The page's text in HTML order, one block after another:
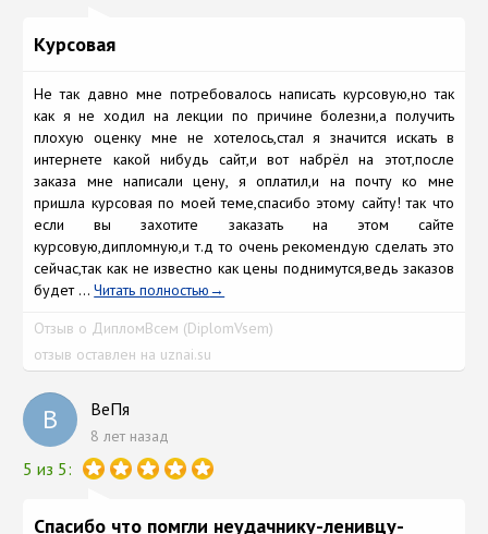
Курсовая
Не так давно мне потребовалось написать курсовую,но так
как я не ходил на лекции по причине болезни,а получить
плохую оценку мне не хотелось,стал я значится искать в
интернете какой нибудь сайт,и вот набрёл на этот,после
заказа мне написали цену, я оплатил,и на почту ко мне
пришла курсовая по моей теме,спасибо этому сайту! так что
если вы захотите заказать на этом сайте
курсовую,дипломную,и т.д то очень рекомендую сделать это
сейчас,так как не известно как цены поднимутся,ведь заказов
будет ...Читать полностью
Отзыв о ДипломВсем (DiplomVsem)
отзыв оставлен на uznai.su
В ВеПя
8 лет назад
5 из 5:
Спасибо что помгли неудачнику-ленивцу-